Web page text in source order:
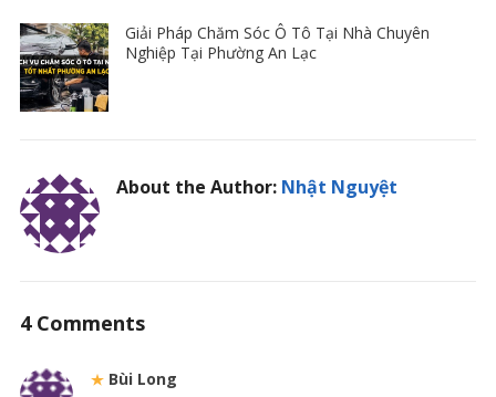
Giải Pháp Chăm Sóc Ô Tô Tại Nhà Chuyên
Nghiệp Tại Phường An Lạc
About the Author: Nhật Nguyệt
4 Comments
Bùi Long